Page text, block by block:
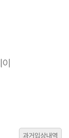
과거입상내역